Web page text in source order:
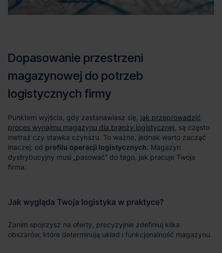
jak przeprowadzić
proces wynajmu magazynu dla branży logistycznej
profilu operacji logistycznych